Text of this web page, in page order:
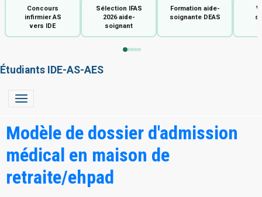
Concours
infirmier AS
vers IDE
Sélection IFAS
2026 aide-
soignant
Formation aide-
soignante DEAS
Étudiants IDE-AS-AES
Modèle de dossier d'admission
médical en maison de
retraite/ehpad